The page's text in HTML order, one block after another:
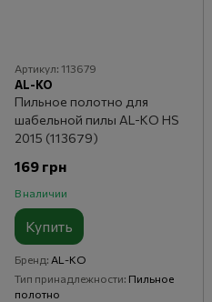
Артикул: 113679
AL-KO
Пильное полотно для
шабельной пилы AL-KO HS
2015 (113679)
169 грн
В наличии
Купить
Бренд AL-KO
Тип принадлежности Пильное
полотно